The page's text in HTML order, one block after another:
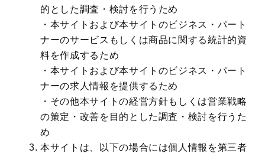
的とした調査・検討を行うため
・本サイトおよび本サイトのビジネス・パート
ナーのサービスもしくは商品に関する統計的資
料を作成するため
・本サイトおよび本サイトのビジネス・パート
ナーの求人情報を提供するため
・その他本サイトの経営方針もしくは営業戦略
の策定・改善を目的とした調査・検討を行うた
め
本サイトは、以下の場合には個人情報を第三者